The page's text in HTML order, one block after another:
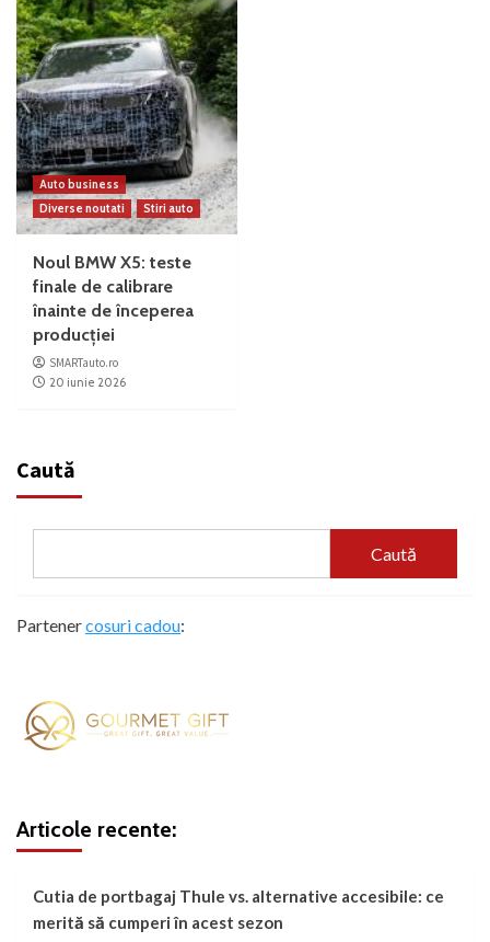
Auto business
Diverse noutati
Stiri auto
Noul BMW X5: teste
finale de calibrare
înainte de începerea
producției
SMARTauto.ro
20 iunie 2026
Caută
Caută
Partenercosuri cadou:
Articole recente:
Cutia de portbagaj Thule vs. alternative accesibile: ce
merită să cumperi în acest sezon